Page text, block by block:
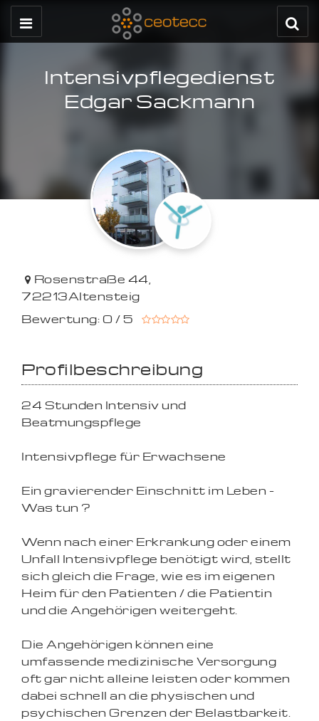
Intensivpflegedienst
Edgar Sackmann
Rosenstraße 44,
72213Altensteig
Bewertung: 0 / 5
Profilbeschreibung
24 Stunden Intensiv und
Beatmungspflege
Intensivpflege für Erwachsene
Ein gravierender Einschnitt im Leben -
Was tun ?
Wenn nach einer Erkrankung oder einem
Unfall Intensivpflege benötigt wird, stellt
sich gleich die Frage, wie es im eigenen
Heim für den Patienten / die Patientin
und die Angehörigen weitergeht.
Die Angehörigen können eine
umfassende medizinische Versorgung
oft gar nicht alleine leisten oder kommen
dabei schnell an die physischen und
psychischen Grenzen der Belastbarkeit.